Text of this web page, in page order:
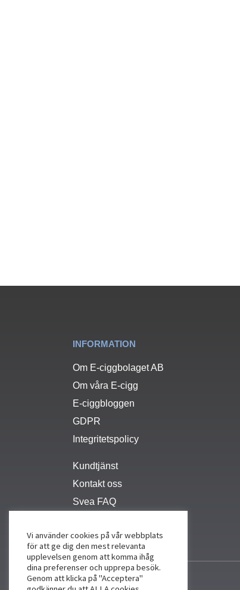
INFORMATION
Om E-ciggbolaget AB
Om våra E-cigg
E-ciggbloggen
GDPR
Integritetspolicy
Kundtjänst
Kontakt oss
Svea FAQ
Vi använder cookies på vår webbplats
för att ge dig den mest relevanta
upplevelsen genom att komma ihåg
dina preferenser och upprepa besök.
Genom att klicka på "Acceptera"